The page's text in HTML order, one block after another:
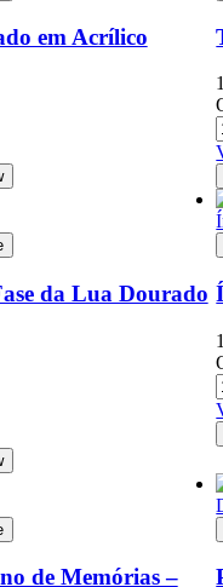
em Acrílico
da Lua Dourado
de Memórias –